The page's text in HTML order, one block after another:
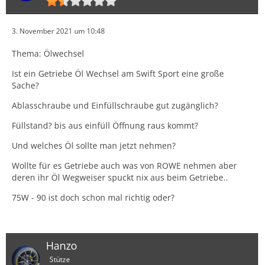
3. November 2021 um 10:48
Thema: Ölwechsel
Ist ein Getriebe Öl Wechsel am Swift Sport eine große
Sache?
Ablasschraube und Einfüllschraube gut zugänglich?
Füllstand? bis aus einfüll Öffnung raus kommt?
Und welches Öl sollte man jetzt nehmen?
Wollte für es Getriebe auch was von ROWE nehmen aber
deren ihr Öl Wegweiser spuckt nix aus beim Getriebe..
75W - 90 ist doch schon mal richtig oder?
Hanzo
Stütze